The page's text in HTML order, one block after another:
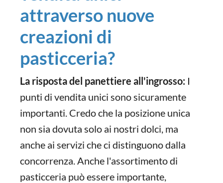
attraverso nuove
creazioni di
pasticceria?
La risposta del panettiere all'ingrosso: I
punti di vendita unici sono sicuramente
importanti. Credo che la posizione unica
non sia dovuta solo ai nostri dolci, ma
anche ai servizi che ci distinguono dalla
concorrenza. Anche l'assortimento di
pasticceria può essere importante,